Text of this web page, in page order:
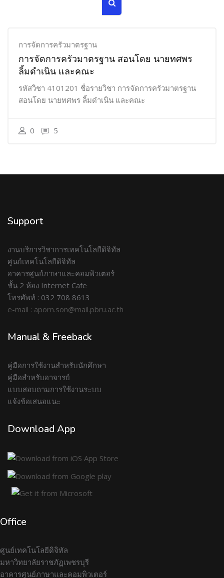
การจัดการครัวมาตรฐาน
การจัดการครัวมาตรฐาน สอนโดย นายทศพร
ลิ้มดำเนิน และคณะ
รหัสวิชา 4101201 ชื่อรายวิชา การจัดการครัวมาตรฐาน
สอนโดย นายทศพร ลิ้มดำเนิน และคณะ
0 5
Support
งานบริการวิชาการเทคโนโลยีดิจิทัล
ศูนย์เทคโนโลยีดิจิทัล
อาคารศูนย์ภาษาและคอมพิวเตอร์
ชั้น 2 ห้อง Internet Cafe
โทรศัพท์ : 032 708 8613
e-mail : aporn.son@mail.pbru.ac.th
Manual & Freeback
คู่มือการใช้งานสำหรับนักศึกษา
คู่มือสำหรับอาจารย์
แบบสอบถามการใช้งานระบบ
แจ้งข้อเสนอแนะ
Download App
Office
ศูนย์เทคโนโลยีดิจิทัล
มหาวิทยาลัยราชภัฏเพชรบุรี
อาคารศูนย์ภาษาและคอมพิวเตอร์